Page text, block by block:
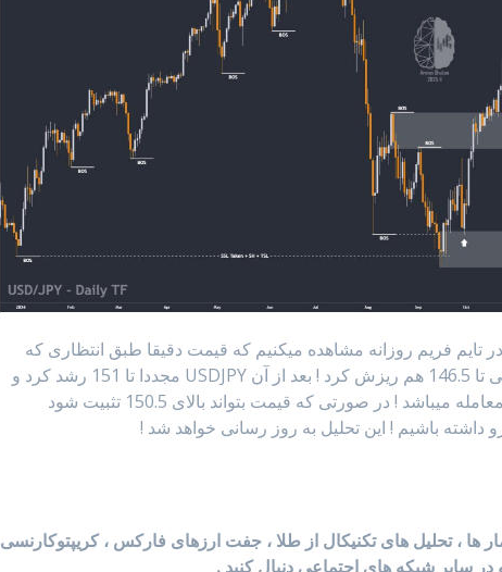
تایم فریم روزانه مشاهده میکنیم که قیمت دقیقا طبق انتظاری که
داشتیم (در تحلیل قبلی) تارگت 148.65 رو زد و حتی تا 146.5 هم ریزش کرد ! بعد از آن USDJPY مجددا تا 151 رشد کرد و
در حال حاضر نیز در محدوده ی 150.680 در حال معامله میباشد ! در صورتی که قیمت بتواند بالای 150.5 تثبیت شود
داشته باشیم ! این تحلیل به روز رسانی خواهد شد !
ها ، تحلیل های تکنیکال از طلا ، جفت ارزهای فارکس ، کریپتوکارنسی
سایر شبکه های اجتماعی دنبال کنید .